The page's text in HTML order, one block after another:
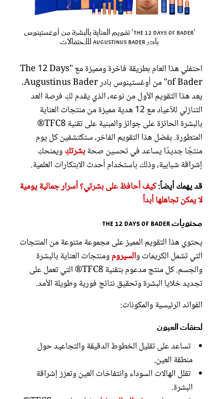
'The 12 Days of Bader' تقويم العناية بالبشرة من أوغستينوس
بادر Augustinus Bader للاحتفالات
احتفلي هذا العام بطريقة فاخرة ومميزة مع "The 12 Days
of Bader" من أوغستينوس بادر Augustinus Bader.
يعد هذا التقويم الأول من نوعه، الذي يقدم لكِ فرصة العد
التنازلي للأعياد مع 12 هدية مميزة من منتجات العناية
بالبشرة الحائزة على جوائز والمبنية على تقنية TFC8®
المتطورة. بفضل هذا التقويم الفاخر، ستكتشفين كل يوم
منتجًا جديدًا يساعد في تحسين صحةبشرتكِويمنحكِ
إشراقة شبابية، وذلك باستخدام أحدث الابتكارات العلمية.
قد يهمك أيضاً:كيف أحافظ على بشرتي؟ أسرار جمالية يومية
لا يمكن تجاهلها أبداً
محتويات The 12 Days of Bader
يحتوي هذا التقويم المميز على مجموعة متنوعة من المنتجات
التي تشمل الكريمات والسيرومومنتجات العناية بالبشرة
والجسم. كل منتج مدعوم بتقنية TFC8® التي تعمل على
تجديد خلايا البشرة وتحقيق نتائج فورية وطويلة الأمد.
الفوائد الرئيسية والمكونات:
لصقات العيون
تساعد على تقليل الخطوط الدقيقة والتجاعيد حول
منطقة العين.
تقلل الهالات السوداء وانتفاخات العين وتعزز إشراقة
البشرة.